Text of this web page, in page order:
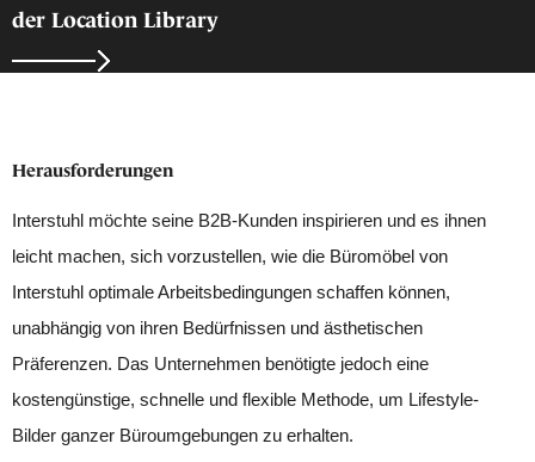
der Location Library
Herausforderungen
Interstuhl möchte seine B2B-Kunden inspirieren und es ihnen
leicht machen, sich vorzustellen, wie die Büromöbel von
Interstuhl optimale Arbeitsbedingungen schaffen können,
unabhängig von ihren Bedürfnissen und ästhetischen
Präferenzen. Das Unternehmen benötigte jedoch eine
kostengünstige, schnelle und flexible Methode, um Lifestyle-
Bilder ganzer Büroumgebungen zu erhalten.